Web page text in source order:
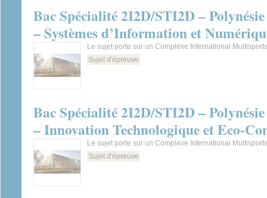
Bac Spécialité 2I2D/STI2D –
– Systèmes d’Information et
Le sujet porte sur un Complexe International
Sujet d'épreuve
Bac Spécialité 2I2D/STI2D –
– Innovation Technologique et Eco-
Le sujet porte sur un Complexe International
Sujet d'épreuve